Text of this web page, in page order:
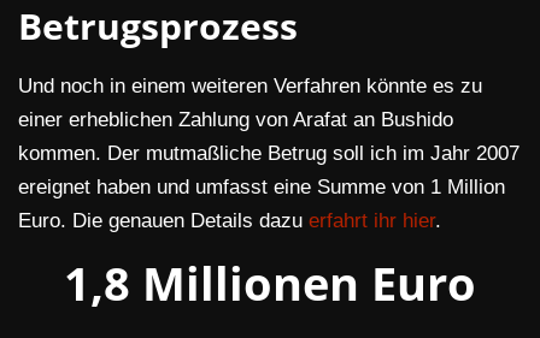
Betrugsprozess
Und noch in einem weiteren Verfahren könnte es zu
einer erheblichen Zahlung von Arafat an Bushido
kommen. Der mutmaßliche Betrug soll ich im Jahr 2007
ereignet haben und umfasst eine Summe von 1 Million
Euro. Die genauen Details dazu erfahrt ihr hier.
1,8 Millionen Euro